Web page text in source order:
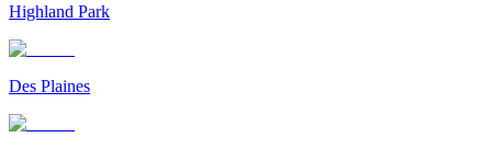
Highland Park
Des Plaines